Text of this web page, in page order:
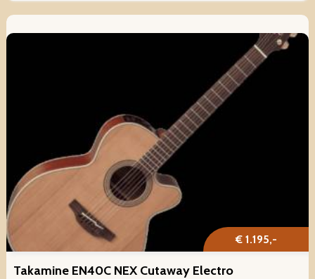
€ 1.195,-
Takamine EN40C NEX Cutaway Electro